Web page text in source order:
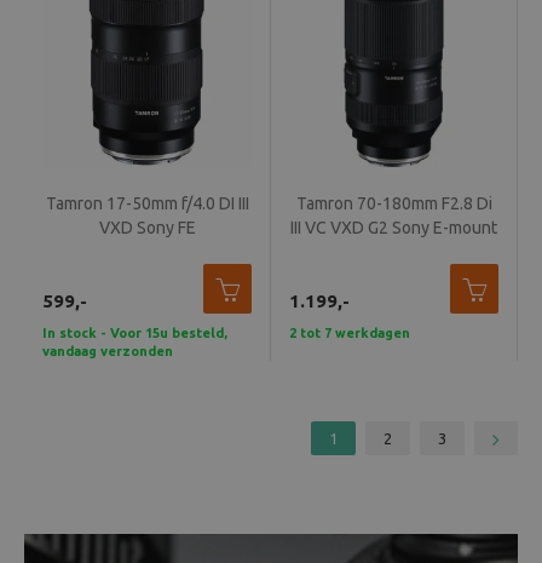
Tamron 17-50mm f/4.0 DI III
VXD Sony FE
599,-
In stock - Voor 15u besteld,
vandaag verzonden
Tamron 70-180mm F2.8 Di
III VC VXD G2 Sony E-mount
1.199,-
2 tot 7 werkdagen
1 2 3